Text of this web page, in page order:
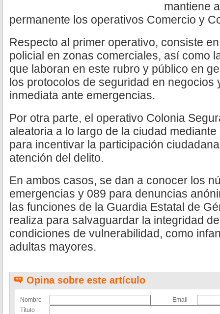
mantiene
permanente los operativos Comercio y
Respecto al primer operativo, consiste
policial en zonas comerciales, así como
que laboran en este rubro y público en
los protocolos de seguridad en negocios
inmediata ante emergencias.
Por otra parte, el operativo Colonia
aleatoria a lo largo de la ciudad
para incentivar la participación
atención del delito.
En ambos casos, se dan a conocer los
emergencias y 089 para denuncias
las funciones de la Guardia Estatal de
realiza para salvaguardar la integridad
condiciones de vulnerabilidad, como
adultas mayores.
Opina sobre este artículo
Nombre
Email
Título